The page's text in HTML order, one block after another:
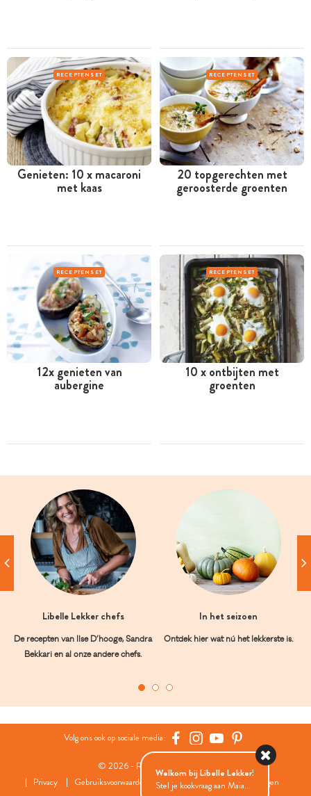
RECEPTENSET
Genieten: 10 x macaroni
met kaas
RECEPTENSET
20 topgerechten met
geroosterde groenten
RECEPTENSET
12x genieten van
aubergine
RECEPTENSET
10 x ontbijten met
groenten
Libelle Lekker chefs
De recepten van Ilse D’hooge, Sandra
Bekkari en al onze andere chefs.
In het seizoen
Ontdek hier wat nú het lekkerste is.
Volg ons ook op sociale media:
© 2026 - Roularta Media Group
Privacy
Gebruiksvoorwaarden Cookies Cookies instellingen
Welkom bij Libelle Lekker!
Stel je kookvraag aan Maia...